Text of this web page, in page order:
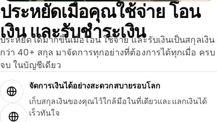
ประหยัดเมื่อคุณใช้จ่าย โอน
เงิน และรับชำระเงิน
ประหยัดได้มากขึ้นเมื่อโอน ใช้จ่าย และรับเงินเป็นสกุลเงิน
กว่า 40+ สกุล มาจัดการทุกอย่างที่ต้องการได้ทุกเมื่อ ครบ
จบ ในบัญชีเดียว
จัดการเงินได้อย่างสะดวกสบายรอบโลก
เก็บสกุลเงินของคุณไว้ใกล้มือในที่เดียวและแลกเงินได้
เร็วทันใจ